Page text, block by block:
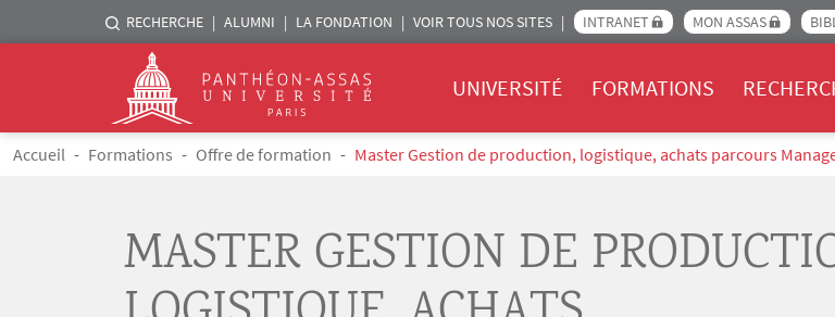
Aller au contenu principal
Menu liste sites Assas
RECHERCHE ALUMNI LA FONDATION VOIR TOUS NOS SITES INTRANET MON ASSAS
Logo
UNIVERSITÉ FORMATIONS
Fil d'Ariane
Accueil Formations Offre de formation Master Gestion de production, logistique, achats parcours
MASTER GESTION DE